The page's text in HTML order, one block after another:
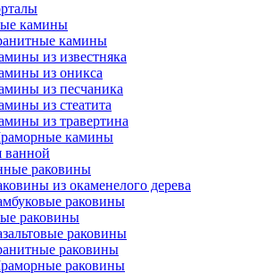
камины
камины
из известняка
из оникса
из песчаника
из стеатита
из травертина
камины
ванной
раковины
из окаменелого дерева
раковины
раковины
раковины
раковины
раковины